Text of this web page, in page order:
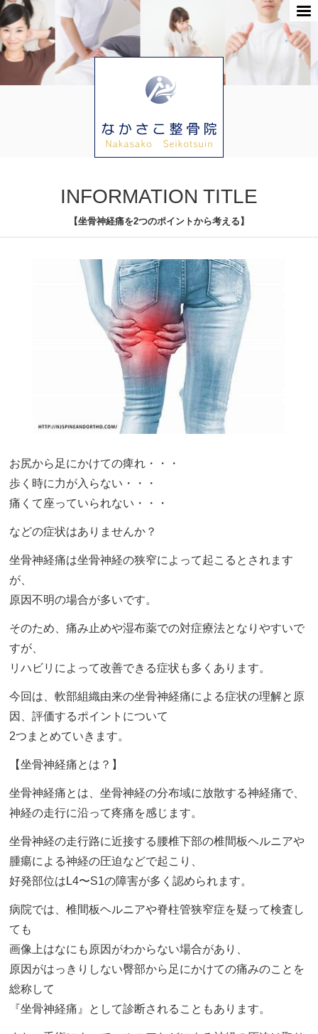
INFORMATION TITLE
【坐骨神経痛を2つのポイントから考える】
お尻から足にかけての痺れ・・・
歩く時に力が入らない・・・
痛くて座っていられない・・・
などの症状はありませんか？
坐骨神経痛は坐骨神経の狭窄によって起こるとされます
が、
原因不明の場合が多いです。
そのため、痛み止めや湿布薬での対症療法となりやすいで
すが、
リハビリによって改善できる症状も多くあります。
今回は、軟部組織由来の坐骨神経痛による症状の理解と原
因、評価するポイントについて
2つまとめていきます。
【坐骨神経痛とは？】
坐骨神経痛とは、坐骨神経の分布域に放散する神経痛で、
神経の走行に沿って疼痛を感じます。
坐骨神経の走行路に近接する腰椎下部の椎間板ヘルニアや
腫瘍による神経の圧迫などで起こり、
好発部位はL4〜S1の障害が多く認められます。
病院では、椎間板ヘルニアや脊柱管狭窄症を疑って検査し
ても
画像上はなにも原因がわからない場合があり、
原因がはっきりしない臀部から足にかけての痛みのことを
総称して
『坐骨神経痛』として診断されることもあります。